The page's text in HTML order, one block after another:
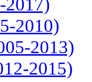
2017)
2010)
2013)
2015)